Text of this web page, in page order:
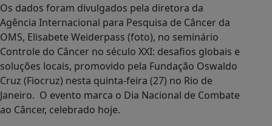
Os dados foram divulgados pela diretora da
Agência Internacional para Pesquisa de Câncer da
OMS, Elisabete Weiderpass (foto), no seminário
Controle do Câncer no século XXI: desafios globais e
soluções locais, promovido pela Fundação Oswaldo
Cruz (Fiocruz) nesta quinta-feira (27) no Rio de
Janeiro. O evento marca o Dia Nacional de Combate
ao Câncer, celebrado hoje.